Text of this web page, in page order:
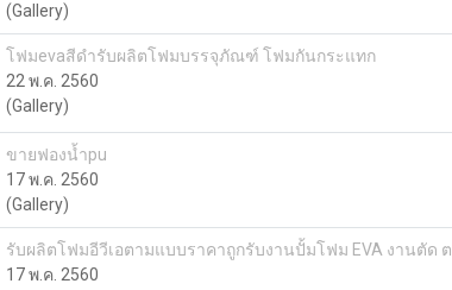
(Gallery)
โฟมevaสีดำรับผลิตโฟมบรรจุภัณฑ์ โฟมกันกระแทก
22 พ.ค. 2560
(Gallery)
ขายฟองน้ำpu
17 พ.ค. 2560
(Gallery)
รับผลิตโฟมอีวีเอตามแบบราคาถูกรับงานปั้มโฟม EVA งานตัด
17 พ.ค. 2560